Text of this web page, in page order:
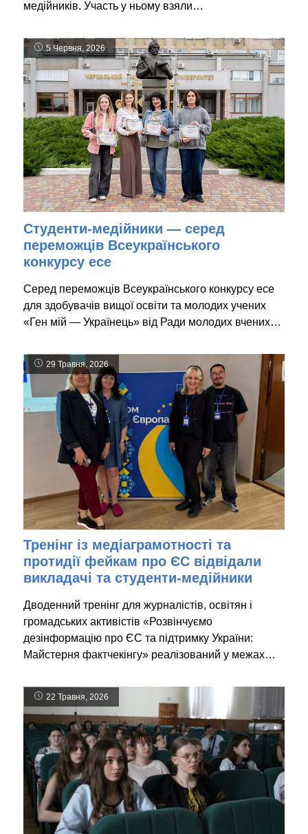
медійників. Участь у ньому взяли…
5 Червня, 2026
Студенти-медійники — серед
переможців Всеукраїнського
конкурсу есе
Серед переможців Всеукраїнського конкурсу есе
для здобувачів вищої освіти та молодих учених
«Ген мій — Українець» від Ради молодих вчених…
29 Травня, 2026
Тренінг із медіаграмотності та
протидії фейкам про ЄС відвідали
викладачі та студенти-медійники
Дводенний тренінг для журналістів, освітян і
громадських активістів «Розвінчуємо
дезінформацію про ЄС та підтримку України:
Майстерня фактчекінгу» реалізований у межах…
22 Травня, 2026